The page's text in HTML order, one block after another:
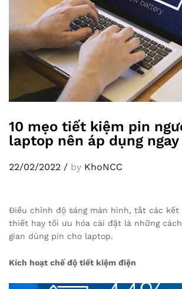
10 mẹo tiết kiệm pin
laptop nên áp dụng ngay
22/02/2022 / by KhoNCC
Điều chỉnh độ sáng màn hình, tắt các kết
thiết hay tối ưu hóa cài đặt là những
gian dùng pin cho laptop.
Kích hoạt chế độ tiết kiệm điện